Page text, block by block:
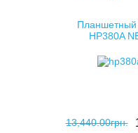
Планшетный
HP380A
13,440.00грн.